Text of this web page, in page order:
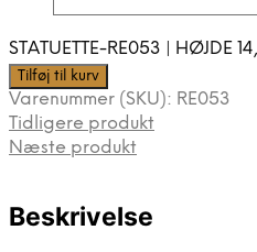
STATUETTE-RE053 | HØJDE
Tilføj til kurv
Varenummer (SKU): RE053
Tidligere produkt
Næste produkt
Beskrivelse